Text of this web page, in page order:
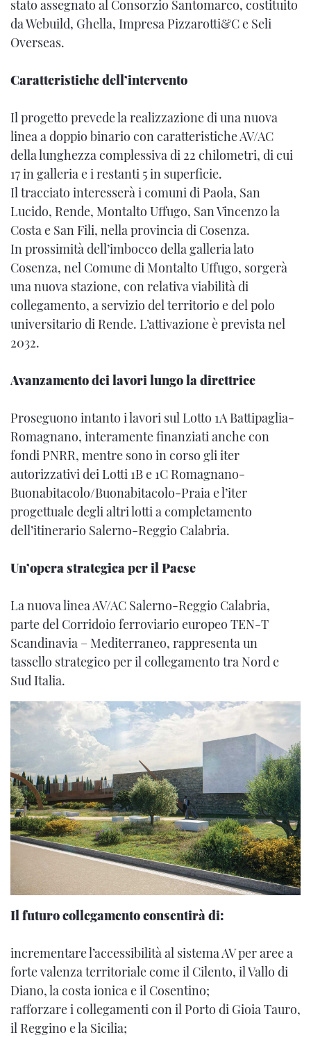
stato assegnato al Consorzio Santomarco, costituito
da Webuild, Ghella, Impresa Pizzarotti&C e Seli
Overseas.
Caratteristiche dell’intervento
Il progetto prevede la realizzazione di una nuova
linea a doppio binario con caratteristiche AV/AC
della lunghezza complessiva di 22 chilometri, di cui
17 in galleria e i restanti 5 in superficie.
Il tracciato interesserà i comuni di Paola, San
Lucido, Rende, Montalto Uffugo, San Vincenzo la
Costa e San Fili, nella provincia di Cosenza.
In prossimità dell’imbocco della galleria lato
Cosenza, nel Comune di Montalto Uffugo, sorgerà
una nuova stazione, con relativa viabilità di
collegamento, a servizio del territorio e del polo
universitario di Rende. L’attivazione è prevista nel
2032.
Avanzamento dei lavori lungo la direttrice
Proseguono intanto i lavori sul Lotto 1A Battipaglia-
Romagnano, interamente finanziati anche con
fondi PNRR, mentre sono in corso gli iter
autorizzativi dei Lotti 1B e 1C Romagnano-
Buonabitacolo/Buonabitacolo-Praia e l’iter
progettuale degli altri lotti a completamento
dell’itinerario Salerno-Reggio Calabria.
Un’opera strategica per il Paese
La nuova linea AV/AC Salerno-Reggio Calabria,
parte del Corridoio ferroviario europeo TEN-T
Scandinavia – Mediterraneo, rappresenta un
tassello strategico per il collegamento tra Nord e
Sud Italia.
Il futuro collegamento consentirà di:
incrementare l’accessibilità al sistema AV per aree a
forte valenza territoriale come il Cilento, il Vallo di
Diano, la costa ionica e il Cosentino;
rafforzare i collegamenti con il Porto di Gioia Tauro,
il Reggino e la Sicilia;